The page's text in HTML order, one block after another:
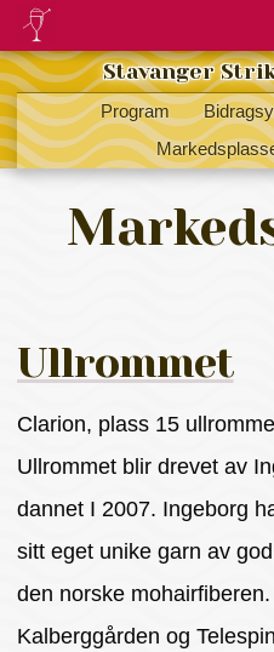
Stavanger
Program
Ullrommet
Clarion, plass 15
Ullrommet blir drevet av
dannet I 2007. Ingeborg
sitt eget unike garn av
den norske
Kalberggården og